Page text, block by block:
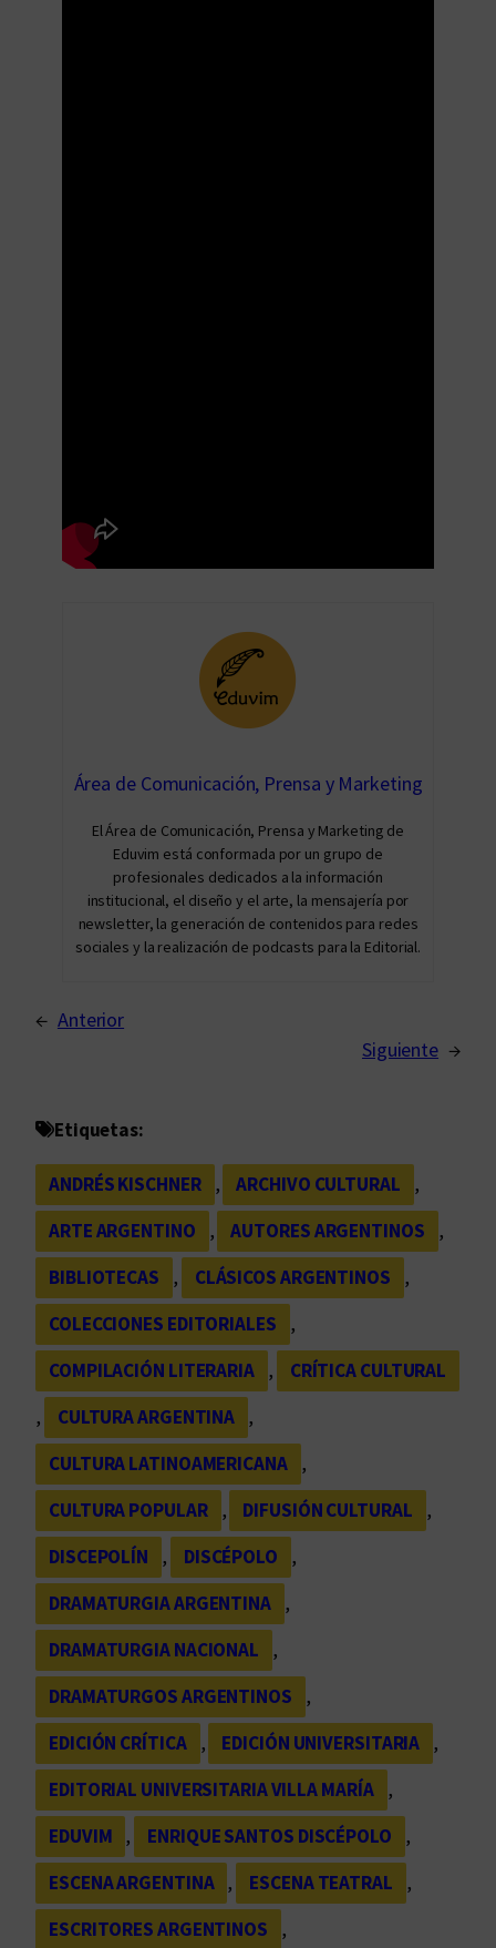
Área de Comunicación, Prensa y Marketing
El Área de Comunicación, Prensa y Marketing de
Eduvim está conformada por un grupo de
profesionales dedicados a la información
institucional, el diseño y el arte, la mensajería por
newsletter, la generación de contenidos para redes
sociales y la realización de podcasts para la Editorial.
← Anterior
Siguiente →
Etiquetas:
ANDRÉS KISCHNER , ARCHIVO CULTURAL
,
ARTE ARGENTINO
, AUTORES ARGENTINOS
,
BIBLIOTECAS
, CLÁSICOS ARGENTINOS
,
COLECCIONES EDITORIALES
,
COMPILACIÓN LITERARIA
,
CRÍTICA CULTURAL
,
CULTURA ARGENTINA
,
CULTURA LATINOAMERICANA
,
CULTURA POPULAR
, DIFUSIÓN CULTURAL
,
DISCEPOLÍN
, DISCÉPOLO
,
DRAMATURGIA ARGENTINA
,
DRAMATURGIA NACIONAL
,
DRAMATURGOS ARGENTINOS
,
EDICIÓN CRÍTICA
, EDICIÓN UNIVERSITARIA
,
EDITORIAL UNIVERSITARIA VILLA MARÍA
,
EDUVIM
, ENRIQUE SANTOS DISCÉPOLO
,
ESCENA ARGENTINA
, ESCENA TEATRAL
,
ESCRITORES ARGENTINOS
,